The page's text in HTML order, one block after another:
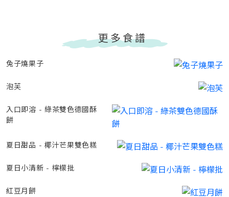
更多食譜
兔子燒果子
泡芙
入口即溶 - 綠茶雙色德國酥
餅
夏日甜品 - 椰汁芒果雙色糕
夏日小清新 - 檸檬批
紅豆月餅